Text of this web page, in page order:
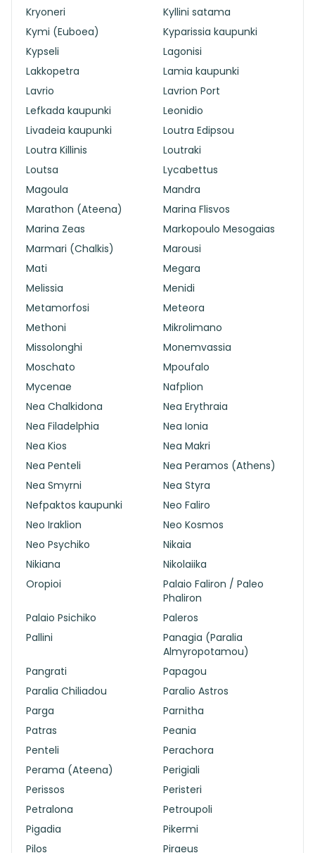
Kryoneri
Kyllini satama
Kymi (Euboea)
Kyparissia kaupunki
Kypseli
Lagonisi
Lakkopetra
Lamia kaupunki
Lavrio
Lavrion Port
Lefkada kaupunki
Leonidio
Livadeia kaupunki
Loutra Edipsou
Loutra Killinis
Loutraki
Loutsa
Lycabettus
Magoula
Mandra
Marathon (Ateena)
Marina Flisvos
Marina Zeas
Markopoulo Mesogaias
Marmari (Chalkis)
Marousi
Mati
Megara
Melissia
Menidi
Metamorfosi
Meteora
Methoni
Mikrolimano
Missolonghi
Monemvassia
Moschato
Mpoufalo
Mycenae
Nafplion
Nea Chalkidona
Nea Erythraia
Nea Filadelphia
Nea Ionia
Nea Kios
Nea Makri
Nea Penteli
Nea Peramos (Athens)
Nea Smyrni
Nea Styra
Nefpaktos kaupunki
Neo Faliro
Neo Iraklion
Neo Kosmos
Neo Psychiko
Nikaia
Nikiana
Nikolaiika
Oropioi
Palaio Faliron / Paleo
Phaliron
Palaio Psichiko
Paleros
Pallini
Panagia (Paralia
Almyropotamou)
Pangrati
Papagou
Paralia Chiliadou
Paralio Astros
Parga
Parnitha
Patras
Peania
Penteli
Perachora
Perama (Ateena)
Perigiali
Perissos
Peristeri
Petralona
Petroupoli
Pigadia
Pikermi
Pilos
Piraeus